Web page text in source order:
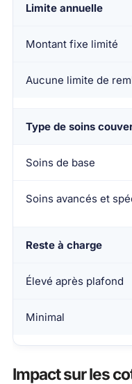
Limite annuelle
Montant fixe limité
Aucune limite de
Type de soins
Soins de base
Soins avancés et
Reste à charge
Élevé après plafond
Minimal
Impact sur les